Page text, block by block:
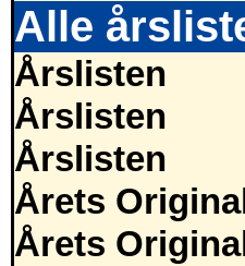
Alle
Årslisten
Årslisten
Årslisten
Årets
Årets